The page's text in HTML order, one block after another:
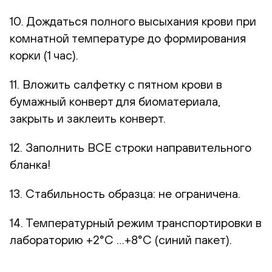
10. Дождаться полного высыхания крови при
комнатной температуре до формирования
корки (1 час).
11. Вложить салфетку с пятном крови в
бумажный конверт для биоматериала,
закрыть и заклеить конверт.
12. Заполнить ВСЕ строки направительного
бланка!
13. Стабильность образца: не ограничена.
14. Температурный режим транспортировки в
лабораторию +2°С …+8°С (синий пакет).